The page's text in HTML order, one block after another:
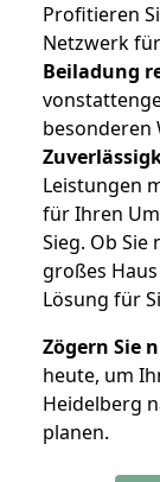
Profitieren
Netzwerk
Beiladung
besonderen
Leistungen
für Ihren
Sieg. Ob
großes
Lösung für
Zögern Sie
heute, um
Heidelberg
planen.